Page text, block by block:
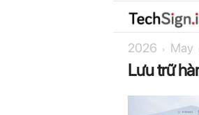
2026 May
Lưu trữ